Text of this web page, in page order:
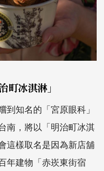
町冰淇淋」
到知名的「宮原眼科」
南，將以「明治町冰淇
這樣取名是因為新店舖
年建物「赤崁東街宿